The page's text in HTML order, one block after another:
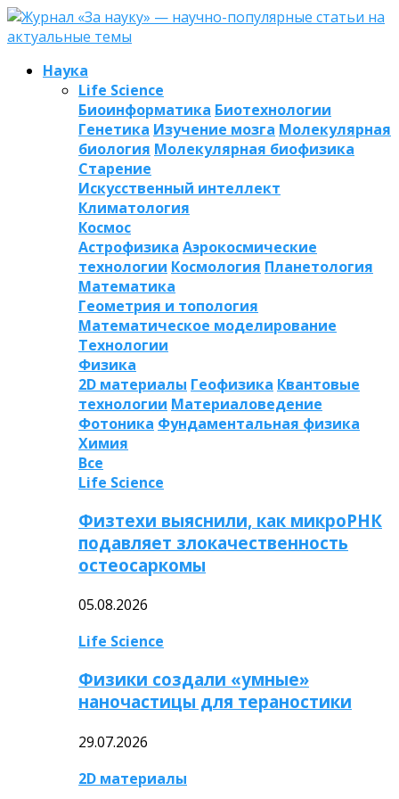
Наука
Life Science
Биоинформатика Биотехнологии
Генетика Изучение мозга Молекулярная
биология Молекулярная биофизика
Старение
Искусственный интеллект
Климатология
Космос
Астрофизика Аэрокосмические
технологии Космология Планетология
Математика
Геометрия и топология
Математическое моделирование
Технологии
Физика
2D материалы Геофизика Квантовые
технологии Материаловедение
Фотоника Фундаментальная физика
Химия
Все
Life Science
Физтехи выяснили, как микроРНК
подавляет злокачественность
остеосаркомы
05.08.2026
Life Science
Физики создали «умные»
наночастицы для тераностики
29.07.2026
2D материалы